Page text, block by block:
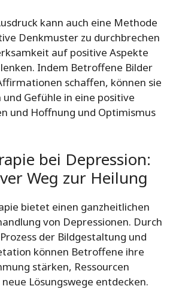
kann auch eine Methode
Denkmuster zu durchbrechen
auf positive Aspekte
lenken. Indem Betroffene Bilder
schaffen, können sie
und Gefühle in eine positive
und Hoffnung und Optimismus
bei Depression:
Weg zur Heilung
bietet einen ganzheitlichen
von Depressionen. Durch
der Bildgestaltung und
können Betroffene ihre
stärken, Ressourcen
Lösungswege entdecken.